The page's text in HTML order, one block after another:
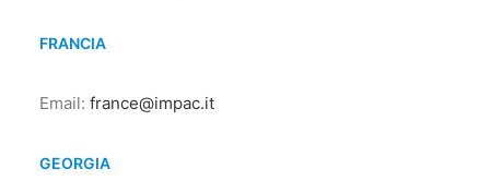
FRANCIA
Email: france@impac.it
GEORGIA